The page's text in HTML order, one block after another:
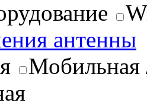
антенны
Мобильная